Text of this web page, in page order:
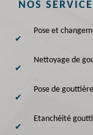
NOS
Pose et
Nettoyage de
Pose de
Etanchéité